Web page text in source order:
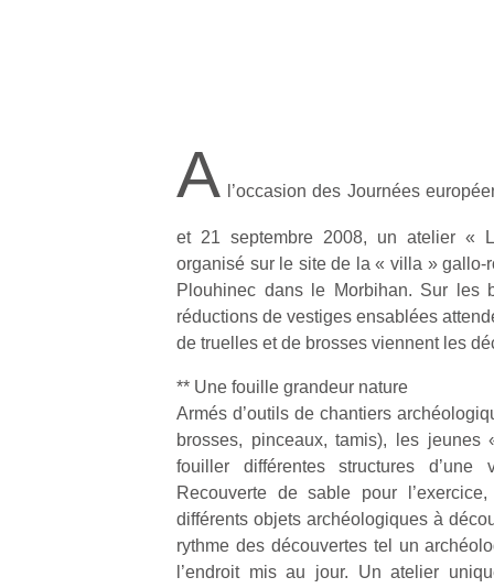
A l’occasion des Journées
et 21 septembre 2008, un atelier «
organisé sur le site de la « villa » gallo-
Plouhinec dans le Morbihan. Sur les
réductions de vestiges ensablées
de truelles et de brosses viennent les
** Une fouille grandeur nature
Armés d’outils de chantiers
brosses, pinceaux, tamis), les jeunes
fouiller différentes structures d’une
Recouverte de sable pour
différents objets archéologiques à
rythme des découvertes tel un
l’endroit mis au jour. Un atelier